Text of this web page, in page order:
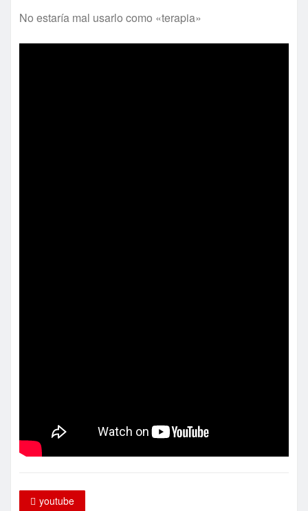
No estaría mal usarlo como «terapia»
youtube